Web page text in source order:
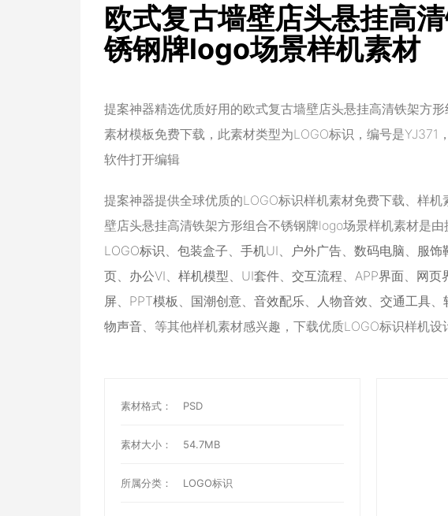
欧式复古墙壁店头悬挂高
锈钢牌logo场景样机素材
提案神器精选优质好用的欧式复古墙壁店头悬挂高清铁架方
素材模板免费下载，此素材类型为LOGO标识，编号是YJ371
软件打开编辑
提案神器提供全球优质的LOGO标识样机素材免费下载、样
壁店头悬挂高清铁架方形组合不锈钢牌logo场景样机素材是
LOGO标识、 包装盒子、 手机UI、 户外广告、 数码电脑、 服饰
页、 办公VI、 样机模型、 UI套件、 交互流程、 APP界面、 网页
屏、 PPT模板 、 国潮创意、 音效配乐、 人物音效、 交通工具、
物声音、等其他样机素材感兴趣，下载优质LOGO标识样机设
素材格式： PSD
素材大小： 54.7MB
所属分类： LOGO标识